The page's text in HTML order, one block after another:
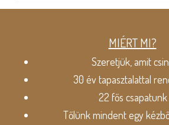
MIÉRT MI?
Szeretjük, amit
30 év tapasztalattal
22 fős
Tőlünk mindent egy